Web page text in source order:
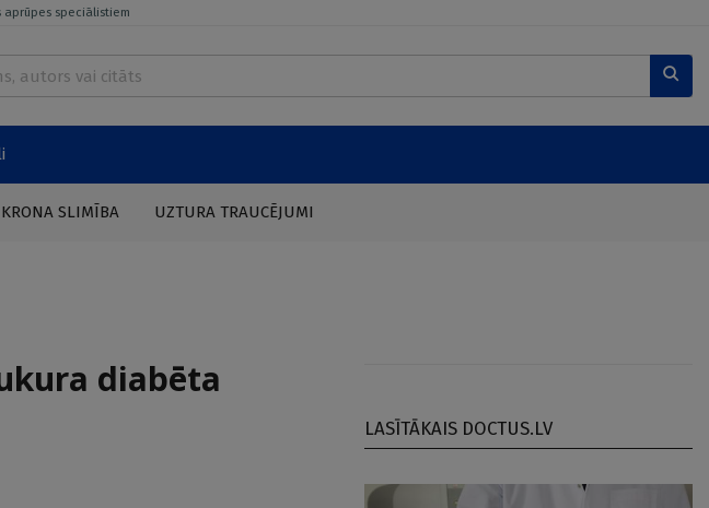
speciālistiem
KRONA SLIMĪBA UZTURA TRAUCĒJUMI
diabēta
LASĪTĀKAIS DOCTUS.LV